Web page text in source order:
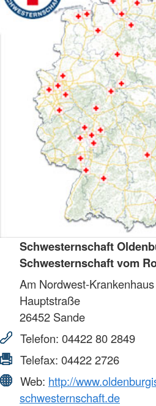
Schwesternschaft
Schwesternschaft vom
Am Nordwest-
Hauptstraße
26452 Sande
Telefon: 04422 80 2849
Telefax: 04422 2726
Web: http://
schwesternschaft.de